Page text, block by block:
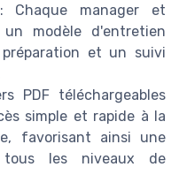
Chaque manager et
modèle d'entretien
et un suivi
PDF téléchargeables
simple et rapide à la
favorisant ainsi une
tous les niveaux de